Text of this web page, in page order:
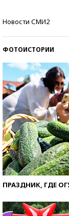
Новости СМИ2
ФОТОИСТОРИИ
ПРАЗДНИК, ГДЕ